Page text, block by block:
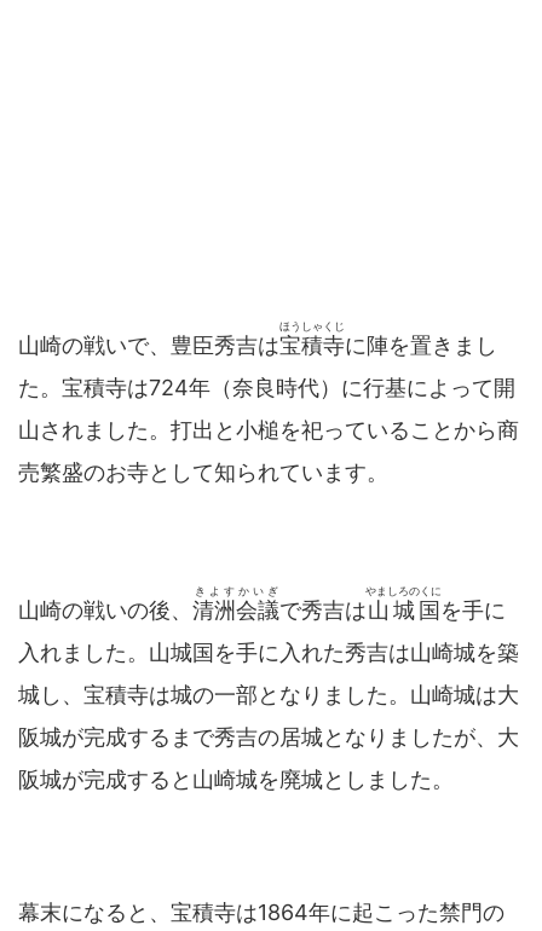
山崎の戦いで、豊臣秀吉は宝積寺
ほうしゃくじ
に陣を置きまし
た。宝積寺は724年（奈良時代）に行基によって開
山されました。打出と小槌を祀っていることから商
売繁盛のお寺として知られています。
山崎の戦いの後、 清洲会議
きよすかいぎ
で秀吉は山城国
やましろのくに
を手に
入れました。山城国を手に入れた秀吉は山崎城を築
城し、宝積寺は城の一部となりました。山崎城は大
阪城が完成するまで秀吉の居城となりましたが、大
阪城が完成すると山崎城を廃城としました。
幕末になると、宝積寺は1864年に起こった禁門の